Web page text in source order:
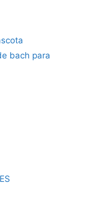
bach para